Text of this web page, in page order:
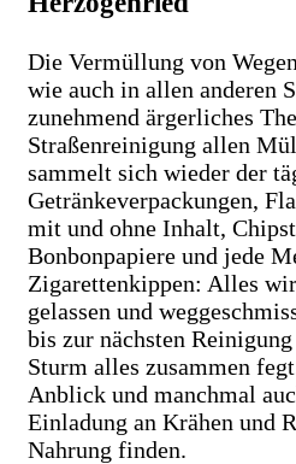
Die Vermüllung von
wie auch in allen anderen
zunehmend ärgerliches
Straßenreinigung allen
sammelt sich wieder der
Getränkeverpackungen,
mit und ohne Inhalt,
Bonbonpapiere und jede
Zigarettenkippen: Alles
gelassen und
bis zur nächsten
Sturm alles zusammen
Anblick und manchmal
Einladung an Krähen und
Nahrung finden.